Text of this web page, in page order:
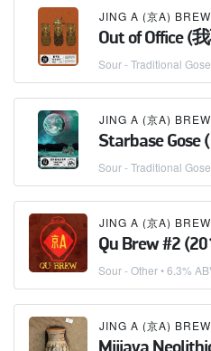
JING A (京A)
Out of Office (
Sour - Traditional Gose
JING A (京A)
Starbase
Sour - Traditional Gose
JING A (京A)
Qu Brew #2
Sour - Other• 6.3%
JING A (京A)